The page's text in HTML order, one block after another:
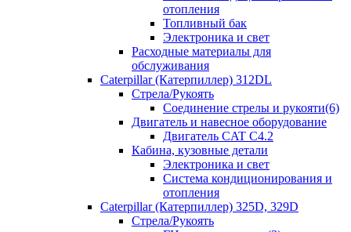
отопления
Топливный бак
Электроника и свет
Расходные материалы для
обслуживания
Caterpillar (Катерпиллер) 312DL
Стрела/Рукоять
Соединение стрелы и рукояти(6)
Двигатель и навесное оборудование
Двигатель CAT С4.2
Кабина, кузовные детали
Электроника и свет
Система кондиционирования и
отопления
Caterpillar (Катерпиллер) 325D, 329D
Стрела/Рукоять